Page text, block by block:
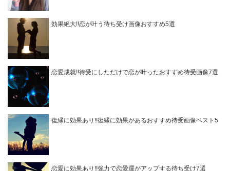
効果絶大!!恋が叶う待ち受け画像おすすめ5選
恋愛成就!!待受にしただけで恋が叶ったおすすめ待受画像7選
復縁に効果あり!!復縁に効果があるおすすめ待受画像ベスト5
恋愛に効果あり!!強力で恋愛運がアップする待ち受け7選